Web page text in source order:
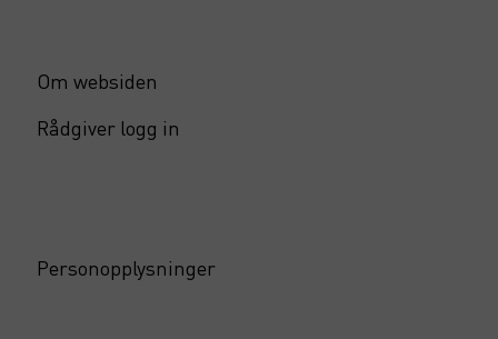
Om websiden
Rådgiver logg in
Personopplysninger